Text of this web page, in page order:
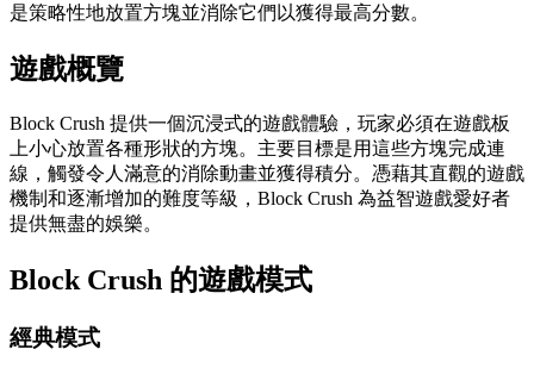
是策略性地放置方塊並消除它們以獲得最高分數。
遊戲概覽
Block Crush 提供一個沉浸式的遊戲體驗，玩家必須在遊戲板
上小心放置各種形狀的方塊。主要目標是用這些方塊完成連
線，觸發令人滿意的消除動畫並獲得積分。憑藉其直觀的遊戲
機制和逐漸增加的難度等級，Block Crush 為益智遊戲愛好者
提供無盡的娛樂。
Block Crush 的遊戲模式
經典模式